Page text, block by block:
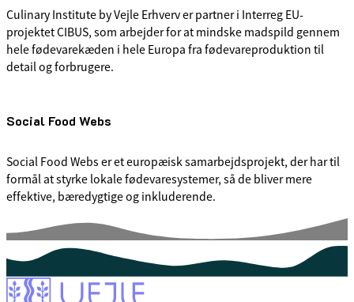
Culinary Institute by Vejle Erhverv er partner i Interreg EU-
projektet CIBUS, som arbejder for at mindske madspild gennem
hele fødevarekæden i hele Europa fra fødevareproduktion til
detail og forbrugere.
Social Food Webs
Social Food Webs er et europæisk samarbejdsprojekt, der har til
formål at styrke lokale fødevaresystemer, så de bliver mere
effektive, bæredygtige og inkluderende.